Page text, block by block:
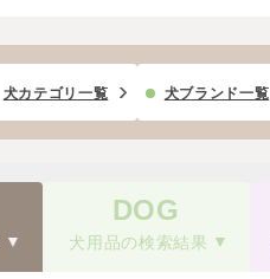
犬カテゴリ一覧 犬ブランド一覧
DOG
犬用品の検索結果